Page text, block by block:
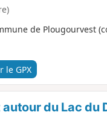
de Plougourvest
le GPX
du Lac du